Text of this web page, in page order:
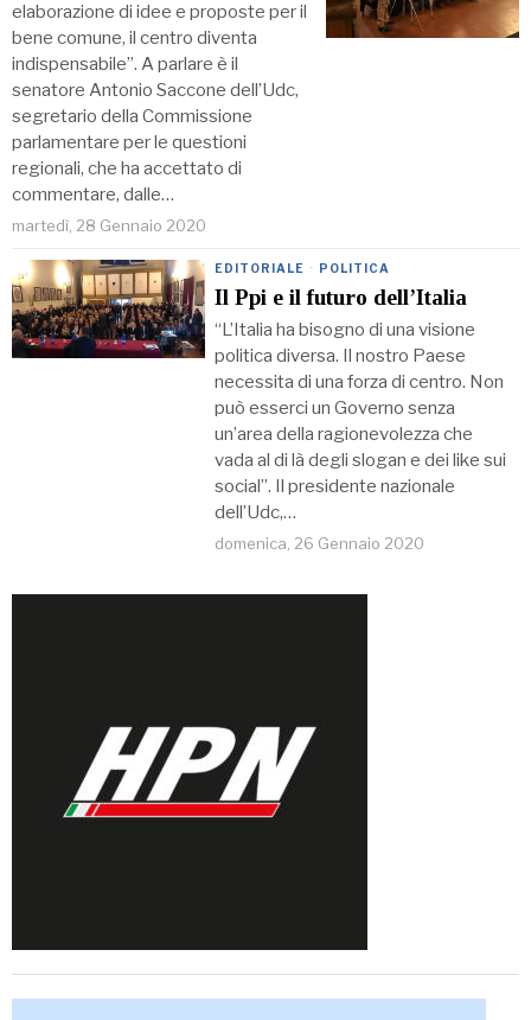
elaborazione di idee e proposte per il
bene comune, il centro diventa
indispensabile”. A parlare è il
senatore Antonio Saccone dell’Udc,
segretario della Commissione
parlamentare per le questioni
regionali, che ha accettato di
commentare, dalle…
martedì, 28 Gennaio 2020
EDITORIALE · POLITICA
Il Ppi e il futuro dell’Italia
“L’Italia ha bisogno di una visione
politica diversa. Il nostro Paese
necessita di una forza di centro. Non
può esserci un Governo senza
un’area della ragionevolezza che
vada al di là degli slogan e dei like sui
social”. Il presidente nazionale
dell’Udc,…
domenica, 26 Gennaio 2020